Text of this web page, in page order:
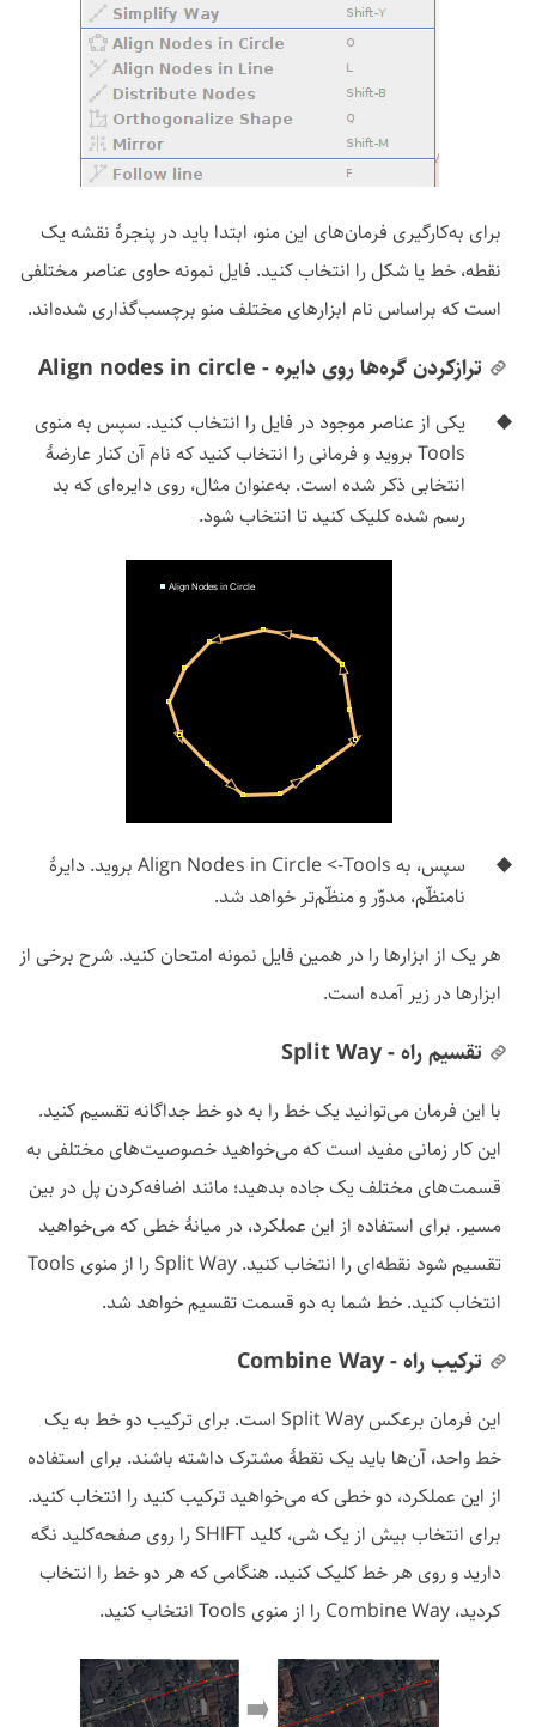
برای به‌کارگیری فرمان‌های این منو، ابتدا باید در پنجرهٔ نقشه یک
نقطه، خط یا شکل را انتخاب کنید. فایل نمونه حاوی عناصر مختلفی
است که براساس نام ابزارهای مختلف منو برچسب‌گذاری شده‌اند.
ترازکردن گره‌ها روی دایره - Align nodes in circle
یکی از عناصر موجود در فایل را انتخاب کنید. سپس به منوی
Tools بروید و فرمانی را انتخاب کنید که نام آن کنار عارضهٔ
انتخابی ذکر شده است. به‌عنوان مثال، روی دایره‌ای که بد
رسم شده کلیک کنید تا انتخاب شود.
سپس، به Tools->‏ Align Nodes in Circle بروید. دایرهٔ
نامنظّم، مدوّر و منظّم‌تر خواهد شد.
هر یک از ابزارها را در همین فایل نمونه امتحان کنید. شرح برخی از
ابزارها در زیر آمده است.
تقسیم راه - Split Way
با این فرمان می‌توانید یک خط را به دو خط جداگانه تقسیم کنید.
این کار زمانی مفید است که می‌خواهید خصوصیت‌های مختلفی به
قسمت‌های مختلف یک جاده بدهید؛ مانند اضافه‌کردن پل در بین
مسیر. برای استفاده از این عملکرد، در میانهٔ خطی که می‌خواهید
تقسیم شود نقطه‌ای را انتخاب کنید. Split Way را از منوی Tools
انتخاب کنید. خط شما به دو قسمت تقسیم خواهد شد.
ترکیب راه - Combine Way
این فرمان برعکس Split Way است. برای ترکیب دو خط به یک
خط واحد، آن‌ها باید یک نقطهٔ مشترک داشته باشند. برای استفاده
از این عملکرد، دو خطی که می‌خواهید ترکیب کنید را انتخاب کنید.
برای انتخاب بیش از یک شی، کلید SHIFT را روی صفحه‌کلید نگه
دارید و روی هر خط کلیک کنید. هنگامی که هر دو خط را انتخاب
کردید، Combine Way را از منوی Tools انتخاب کنید.